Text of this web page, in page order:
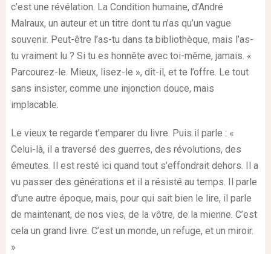
c’est une révélation. La Condition humaine, d’André
Malraux, un auteur et un titre dont tu n’as qu’un vague
souvenir. Peut-être l’as-tu dans ta bibliothèque, mais l’as-
tu vraiment lu ? Si tu es honnête avec toi-même, jamais. «
Parcourez-le. Mieux, lisez-le », dit-il, et te l’offre. Le tout
sans insister, comme une injonction douce, mais
implacable.
Le vieux te regarde t’emparer du livre. Puis il parle : «
Celui-là, il a traversé des guerres, des révolutions, des
émeutes. Il est resté ici quand tout s’effondrait dehors. Il a
vu passer des générations et il a résisté au temps. Il parle
d’une autre époque, mais, pour qui sait bien le lire, il parle
de maintenant, de nos vies, de la vôtre, de la mienne. C’est
cela un grand livre. C’est un monde, un refuge, et un miroir.
»